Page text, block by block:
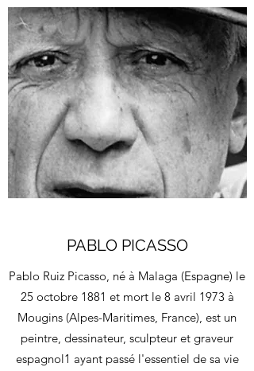
PABLO PICASSO
Pablo Ruiz Picasso, né à Malaga (Espagne) le
25 octobre 1881 et mort le 8 avril 1973 à
Mougins (Alpes-Maritimes, France), est un
peintre, dessinateur, sculpteur et graveur
espagnol1 ayant passé l'essentiel de sa vie